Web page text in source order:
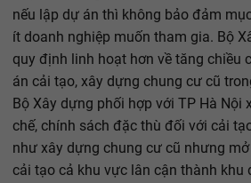
nếu lập dự án thì không bảo đảm
ít doanh nghiệp muốn tham gia. Bộ
quy định linh hoạt hơn về tăng chiều
án cải tạo, xây dựng chung cư cũ
Bộ Xây dựng phối hợp với TP Hà Nội
chế, chính sách đặc thù đối với cải
như xây dựng chung cư cũ nhưng
cải tạo cả khu vực lân cận thành khu